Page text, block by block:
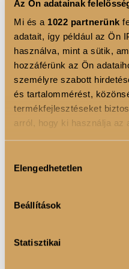
Az Ön adatainak
Mi és a 1022 partnerünk
adatait, így például az Ön
használva, mint a sütik,
hozzáférünk az Ön
személyre szabott
és tartalommérést,
termékfejlesztéseket
arról, hogy ki használja az
Információgyűjtés az
Az Ön készülékén
tulajdonságainak
módjairól és adja meg
kiválasztása
Elengedhetetlen
Beállítások
Statisztikai
✔ Több mint alap
ásványi anyagok mellett
✔ Energia- és
magnéziummal,
✔ Antioxidáns összetétel
zöld kávé és Q10
✔ Női igényekhez